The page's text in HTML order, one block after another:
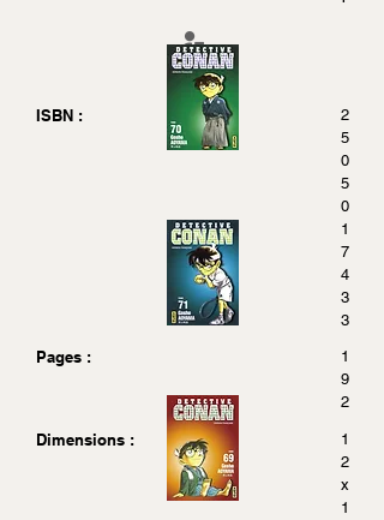
ISBN :
2
5
0
5
0
1
7
4
3
3
Pages :
1
9
2
Dimensions :
1
2
x
1